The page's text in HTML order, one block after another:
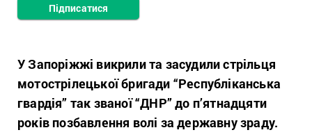
Підписатися
У Запоріжжі викрили та засудили стрільця
мотострілецької бригади “Республіканська
гвардія” так званої “ДНР” до п’ятнадцяти
років позбавлення волі за державну зраду.